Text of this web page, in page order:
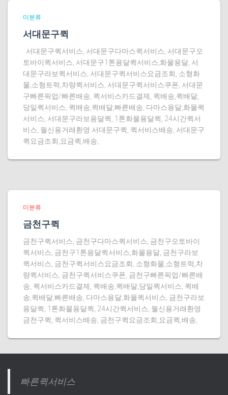
미분류
서대문구퀵
서대문구퀵서비스, 서대문구다마스퀵서비스, 서대문구오
토바이퀵서비스, 서대문구1톤용달퀵서비스,화물용달, 서
대문구라보퀵서비스, 서대문구퀵서비스요금조회, 소형화
물,소형트럭,차량퀵서비스, 서대문구퀵서비스쿠폰, 서대문
구빠른픽업/빠른배송, 퀵서비스카드결제, 퀵배송,퀵배달,
당일퀵서비스, 퀵배송,퀵배달,빠른배송, 다마스용달,화물퀵
서비스, 서대문구라보용달퀵, 1톤화물용달퀵, 24시간퀵서
비스, 월신용거래환영 서대문구퀵, 퀵서비스배송, 서대문구
퀵요금조회,요금퀵,배송,
미분류
금천구퀵
금천구퀵서비스, 금천구다마스퀵서비스, 금천구오토바이
퀵서비스, 금천구1톤용달퀵서비스,화물용달, 금천구라보
퀵서비스, 금천구퀵서비스요금조회, 소형화물,소형트럭,차
량퀵서비스, 금천구퀵서비스쿠폰, 금천구빠른픽업/빠른배
송, 퀵서비스카드결제, 퀵배송,퀵배달,당일퀵서비스, 퀵배
송,퀵배달,빠른배송, 다마스용달,화물퀵서비스, 금천구라보
용달퀵, 1톤화물용달퀵, 24시간퀵서비스, 월신용거래환영
금천구퀵, 퀵서비스배송, 금천구퀵요금조회,요금퀵,배송,
빠른퀵서비스